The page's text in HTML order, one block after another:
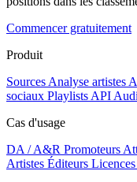
Commencer gratuitement
Produit
Sources Analyse artistes
sociaux Playlists API
Cas d'usage
DA / A&R Promoteurs
Artistes Éditeurs